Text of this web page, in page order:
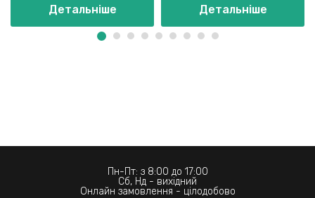
Детальніше Детальніше
Пн-Пт: з 8:00 до 17:00
Сб, Нд - вихідний
Онлайн замовлення - цілодобово